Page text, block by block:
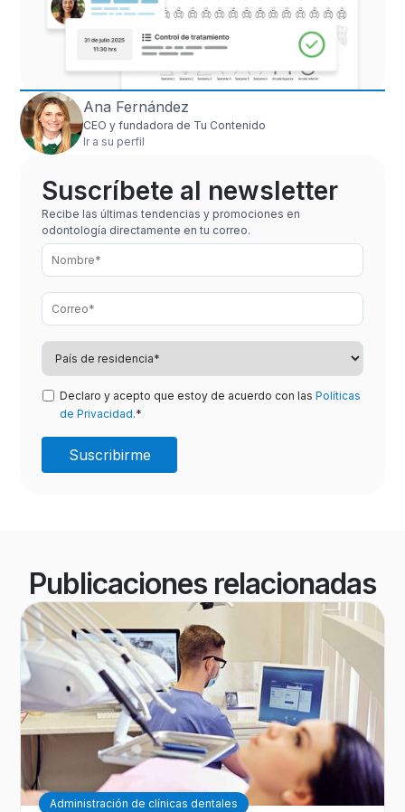
Ana Fernández
CEO y fundadora de Tu Contenido
Ir a su perfil
Suscríbete al newsletter
Recibe las últimas tendencias y promociones en
odontología directamente en tu correo.
Declaro y acepto que estoy de acuerdo con lasPolíticas
de Privacidad.*
Publicaciones relacionadas
Administración de clínicas dentales